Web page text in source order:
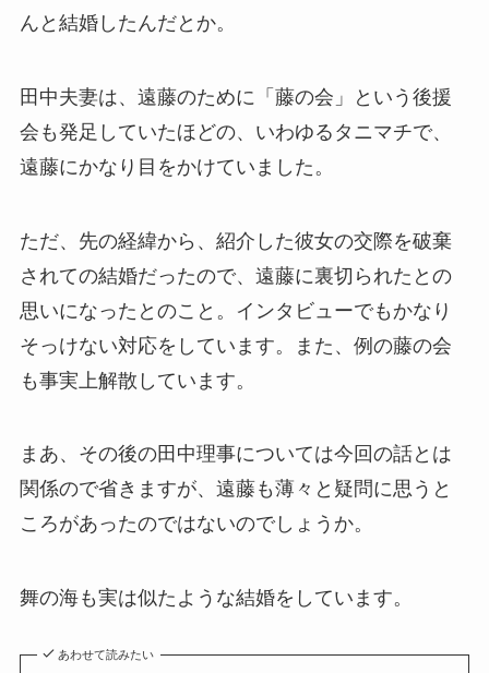
んと結婚したんだとか。
田中夫妻は、遠藤のために「藤の会」という後援
会も発足していたほどの、いわゆるタニマチで、
遠藤にかなり目をかけていました。
ただ、先の経緯から、紹介した彼女の交際を破棄
されての結婚だったので、遠藤に裏切られたとの
思いになったとのこと。インタビューでもかなり
そっけない対応をしています。また、例の藤の会
も事実上解散しています。
まあ、その後の田中理事については今回の話とは
関係ので省きますが、遠藤も薄々と疑問に思うと
ころがあったのではないのでしょうか。
舞の海も実は似たような結婚をしています。
あわせて読みたい